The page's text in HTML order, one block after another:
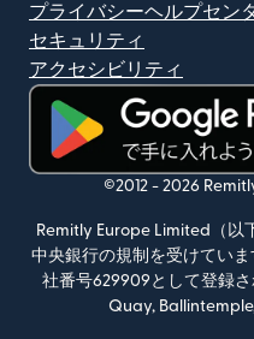
プライバシーヘルプセン
セキュリティ
アクセシビリティ
（別ウィンドウで開きま
©2012 - 2026
Remitly Europe Limited（以
中央銀行の規制を受けてい
社番号629909として登録
Quay,